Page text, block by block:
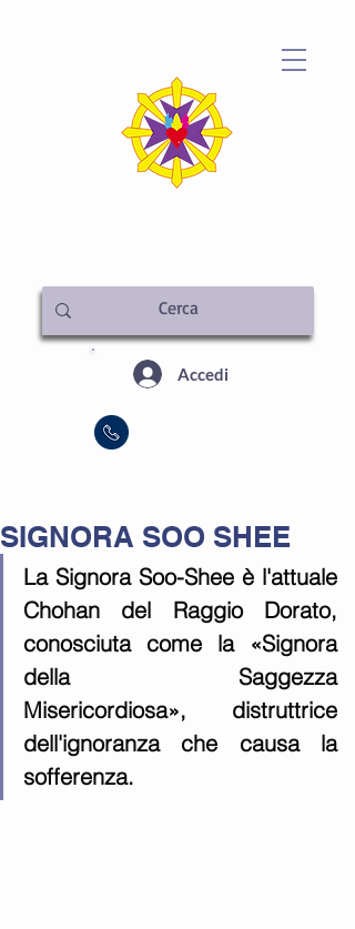
Accedi
SIGNORA SOO SHEE
La Signora Soo-Shee è l'attuale
Chohan del Raggio Dorato,
conosciuta come la «Signora
della Saggezza
Misericordiosa», distruttrice
dell'ignoranza che causa la
sofferenza.